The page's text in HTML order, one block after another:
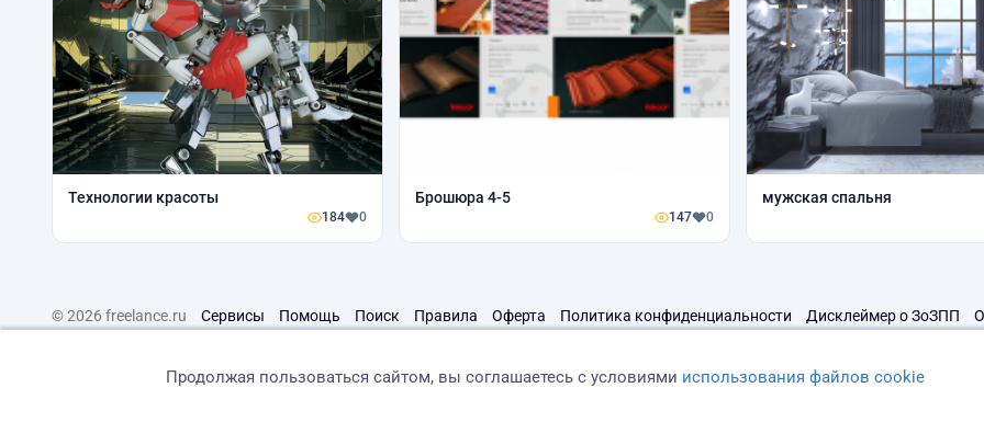
Технологии красоты
184 0
Брошюра 4-5
147 0
мужская спальня
© 2026 freelance.ru Сервисы Помощь Поиск Правила Оферта Политика конфиденциальности Дисклеймер о ЗоЗПП
Продолжая пользоваться сайтом, вы соглашаетесь с условиями использования файлов cookie